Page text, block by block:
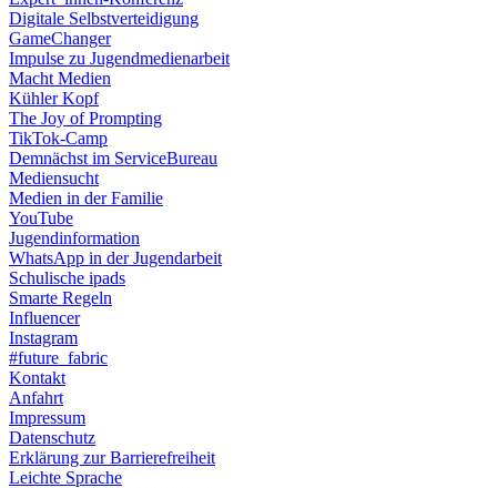
Digitale Selbstverteidigung
GameChanger
Impulse zu Jugendmedienarbeit
Macht Medien
Kühler Kopf
The Joy of Prompting
TikTok-Camp
Demnächst im ServiceBureau
Mediensucht
Medien in der Familie
YouTube
Jugendinformation
WhatsApp in der Jugendarbeit
Schulische ipads
Smarte Regeln
Influencer
Instagram
#future_fabric
Kontakt
Anfahrt
Impressum
Datenschutz
Erklärung zur Barrierefreiheit
Leichte Sprache